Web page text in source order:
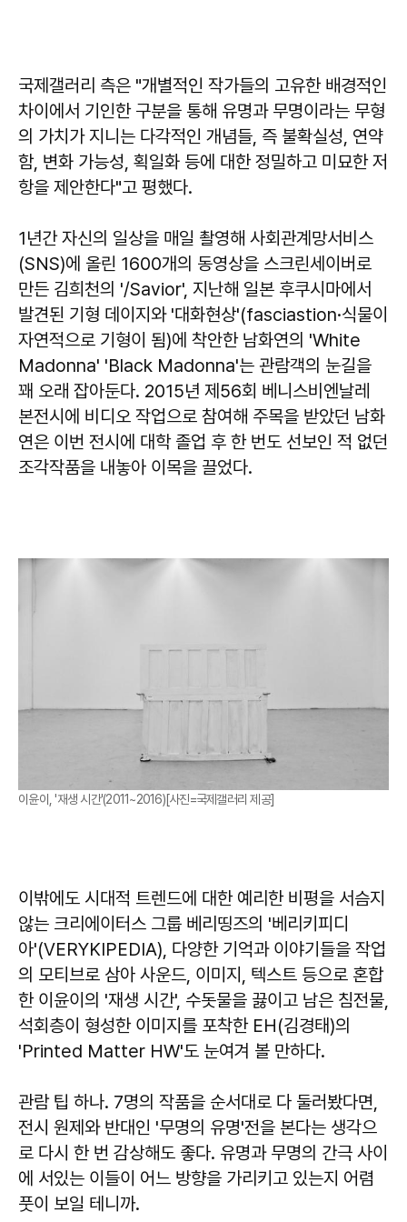
국제갤러리 측은 "개별적인 작가들의 고유한 배경적인
차이에서 기인한 구분을 통해 유명과 무명이라는 무형
의 가치가 지니는 다각적인 개념들, 즉 불확실성, 연약
함, 변화 가능성, 획일화 등에 대한 정밀하고 미묘한 저
항을 제안한다"고 평했다.
1년간 자신의 일상을 매일 촬영해 사회관계망서비스
(SNS)에 올린 1600개의 동영상을 스크린세이버로
만든 김희천의 '/Savior', 지난해 일본 후쿠시마에서
발견된 기형 데이지와 '대화현상'(fasciastion·식물이
자연적으로 기형이 됨)에 착안한 남화연의 'White
Madonna' 'Black Madonna'는 관람객의 눈길을
꽤 오래 잡아둔다. 2015년 제56회 베니스비엔날레
본전시에 비디오 작업으로 참여해 주목을 받았던 남화
연은 이번 전시에 대학 졸업 후 한 번도 선보인 적 없던
조각작품을 내놓아 이목을 끌었다.
이윤이, '재생 시간'(2011~2016)[사진=국제갤러리 제공]
이밖에도 시대적 트렌드에 대한 예리한 비평을 서슴지
않는 크리에이터스 그룹 베리띵즈의 '베리키피디
아'(VERYKIPEDIA), 다양한 기억과 이야기들을 작업
의 모티브로 삼아 사운드, 이미지, 텍스트 등으로 혼합
한 이윤이의 '재생 시간', 수돗물을 끓이고 남은 침전물,
석회층이 형성한 이미지를 포착한 EH(김경태)의
'Printed Matter HW'도 눈여겨 볼 만하다.
관람 팁 하나. 7명의 작품을 순서대로 다 둘러봤다면,
전시 원제와 반대인 '무명의 유명'전을 본다는 생각으
로 다시 한 번 감상해도 좋다. 유명과 무명의 간극 사이
에 서있는 이들이 어느 방향을 가리키고 있는지 어렴
풋이 보일 테니까.